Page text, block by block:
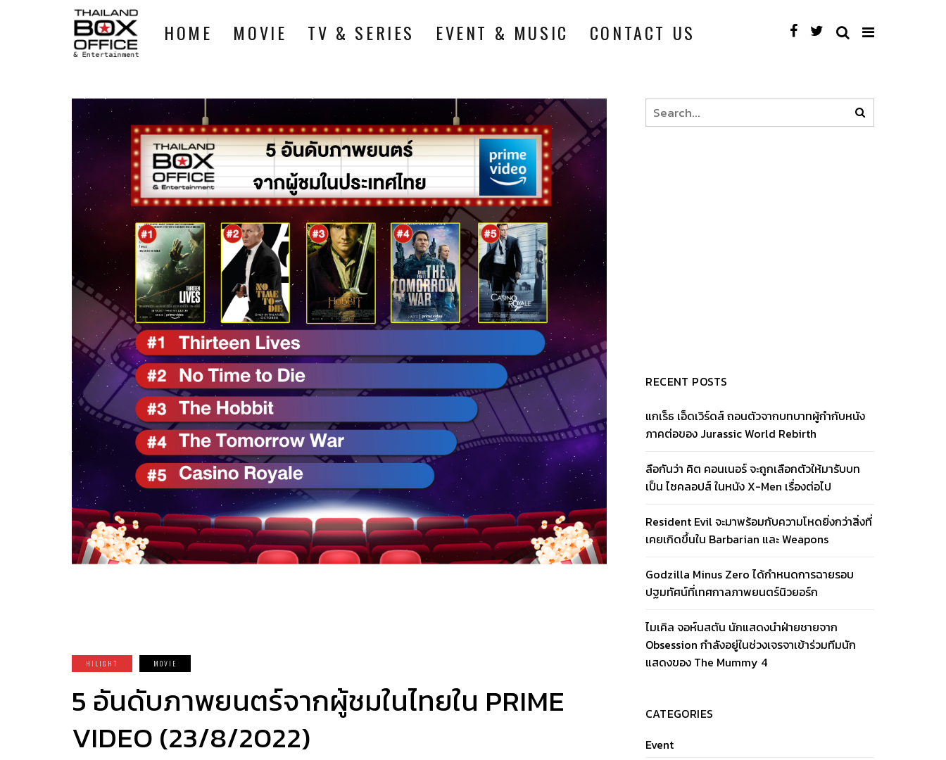
HOME MOVIE TV & SERIES EVENT & MUSIC CONTACT US
HILIGHT MOVIE
5 อันดับภาพยนตร์จากผู้ชมในไทยใน PRIME
VIDEO (23/8/2022)
RECENT POSTS
แกเร็ธ เอ็ดเวิร์ดส์ ถอนตัวจากบทบาทผู้กำกับหนัง
ภาคต่อของ Jurassic World Rebirth
ลือกันว่า คิต คอนเนอร์ จะถูกเลือกตัวให้มารับบท
เป็น ไซคลอปส์ ในหนัง X-Men เรื่องต่อไป
Resident Evil จะมาพร้อมกับความโหดยิ่งกว่าสิ่งที่
เคยเกิดขึ้นใน Barbarian และ Weapons
Godzilla Minus Zero ได้กำหนดการฉายรอบ
ปฐมทัศน์ที่เทศกาลภาพยนตร์นิวยอร์ก
ไมเคิล จอห์นสตัน นักแสดงนำฝ่ายชายจาก
Obsession กำลังอยู่ในช่วงเจรจาเข้าร่วมทีมนัก
แสดงของ The Mummy 4
CATEGORIES
Event